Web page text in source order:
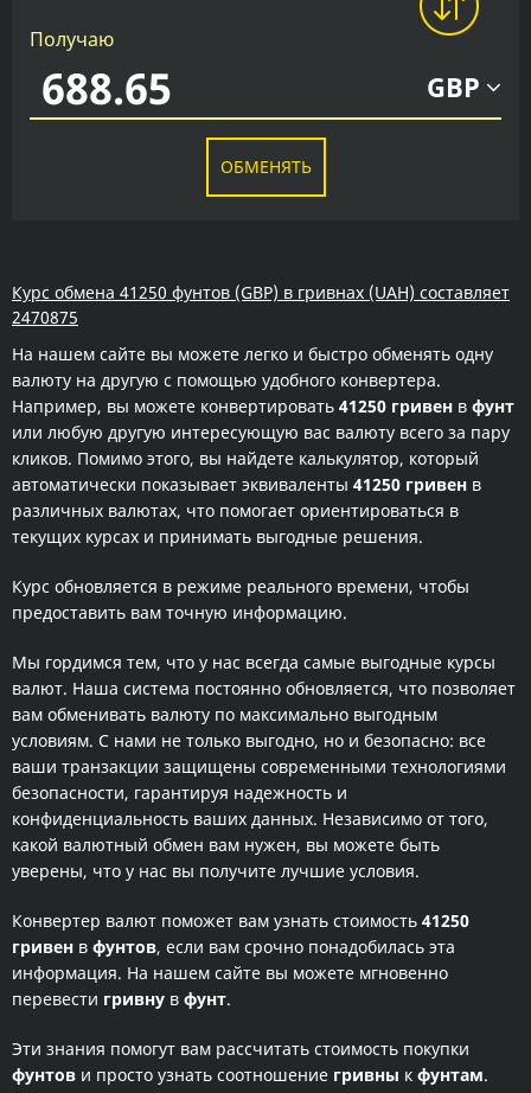
Получаю
GBP
ОБМЕНЯТЬ
Курс обмена 41250 фунтов (GBP) в гривнах (UAH) составляет
2470875
На нашем сайте вы можете легко и быстро обменять одну
валюту на другую с помощью удобного конвертера.
Например, вы можете конвертировать 41250 гривен в фунт
или любую другую интересующую вас валюту всего за пару
кликов. Помимо этого, вы найдете калькулятор, который
автоматически показывает эквиваленты 41250 гривен в
различных валютах, что помогает ориентироваться в
текущих курсах и принимать выгодные решения.
Курс обновляется в режиме реального времени, чтобы
предоставить вам точную информацию.
Мы гордимся тем, что у нас всегда самые выгодные курсы
валют. Наша система постоянно обновляется, что позволяет
вам обменивать валюту по максимально выгодным
условиям. С нами не только выгодно, но и безопасно: все
ваши транзакции защищены современными технологиями
безопасности, гарантируя надежность и
конфиденциальность ваших данных. Независимо от того,
какой валютный обмен вам нужен, вы можете быть
уверены, что у нас вы получите лучшие условия.
Конвертер валют поможет вам узнать стоимость 41250
гривен в фунтов, если вам срочно понадобилась эта
информация. На нашем сайте вы можете мгновенно
перевести гривну в фунт.
Эти знания помогут вам рассчитать стоимость покупки
фунтов и просто узнать соотношение гривны к фунтам.